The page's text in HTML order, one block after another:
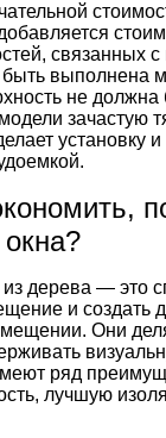
связанных
выполнена
не
зачастую
установку
дерева — это
и создать
Они
ряд
лучшую